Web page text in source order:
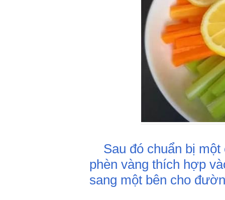
Sau đó chuẩn bị một
phèn vàng thích hợp
sang một bên cho